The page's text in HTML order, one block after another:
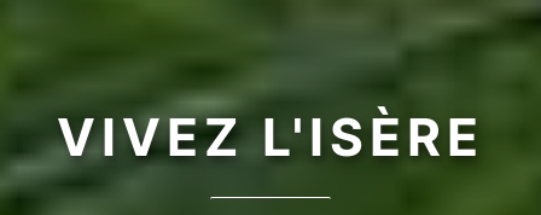
VIVEZL'ISÈRE